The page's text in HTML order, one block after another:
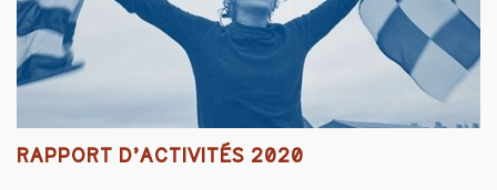
RAPPORT D’ACTIVITÉS 2020